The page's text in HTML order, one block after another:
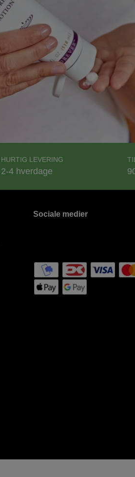
HURTIG LEVERING
2-4 hverdage
Sociale medier